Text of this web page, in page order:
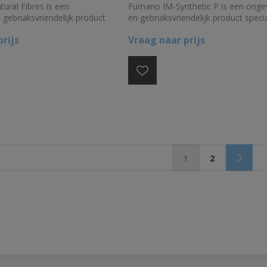
Fibres is een
product
lichte textielstoffen met
zijde en karton, aan
13773.
Fumano IM-Synthetic P is een
en gebruiksvriendelijk product
impregneren van synthetische
decoraties en kunststofplanten/
Voldoet aan de Europese norm EN
Vraag naar prijs
1 2